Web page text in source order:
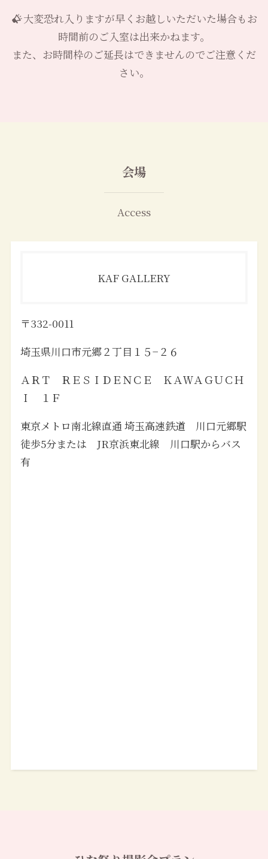
大変恐れ入りますが早くお越しいただいた場合もお
時間前のご入室は出来かねます。
また、お時間枠のご延長はできませんのでご注意くだ
さい。
会場
Access
KAF GALLERY
〒332-0011
埼玉県川口市元郷２丁目１５−２６
ＡＲＴ ＲＥＳＩＤＥＮＣＥ ＫＡＷＡＧＵＣＨ
Ｉ １Ｆ
東京メトロ南北線直通 埼玉高速鉄道 川口元郷駅
徒歩5分または JR京浜東北線 川口駅からバス
有